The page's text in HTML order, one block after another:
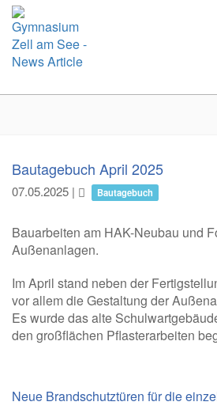
Bautagebuch April 2025
07.05.2025 | Bautagebuch
Bauarbeiten am HAK-Neubau und
Außenanlagen.
Im April stand neben der
vor allem die Gestaltung der
Es wurde das alte
den großflächen Pflasterarbeiten
Neue Brandschutztüren für die